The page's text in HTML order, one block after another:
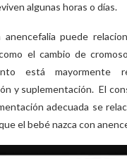
algunas horas o días.
anencefalia puede
el cambio de
está mayormente
y suplementación. El
adecuada se
el bebé nazca con